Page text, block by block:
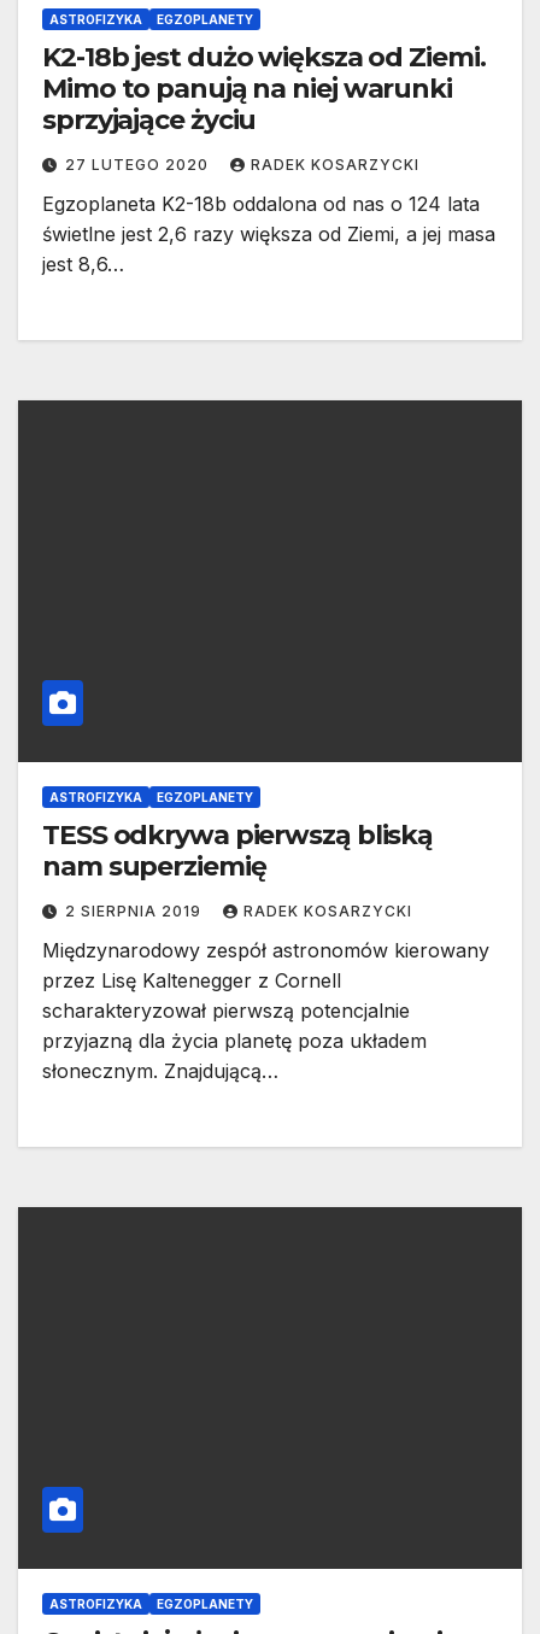
ASTROFIZYKA EGZOPLANETY
K2-18b jest dużo większa od Ziemi.
Mimo to panują na niej warunki
sprzyjające życiu
27 LUTEGO 2020 RADEK KOSARZYCKI
Egzoplaneta K2-18b oddalona od nas o 124 lata
świetlne jest 2,6 razy większa od Ziemi, a jej masa
jest 8,6…
ASTROFIZYKA EGZOPLANETY
TESS odkrywa pierwszą bliską
nam superziemię
2 SIERPNIA 2019 RADEK KOSARZYCKI
Międzynarodowy zespół astronomów kierowany
przez Lisę Kaltenegger z Cornell
scharakteryzował pierwszą potencjalnie
przyjazną dla życia planetę poza układem
słonecznym. Znajdującą…
ASTROFIZYKA EGZOPLANETY